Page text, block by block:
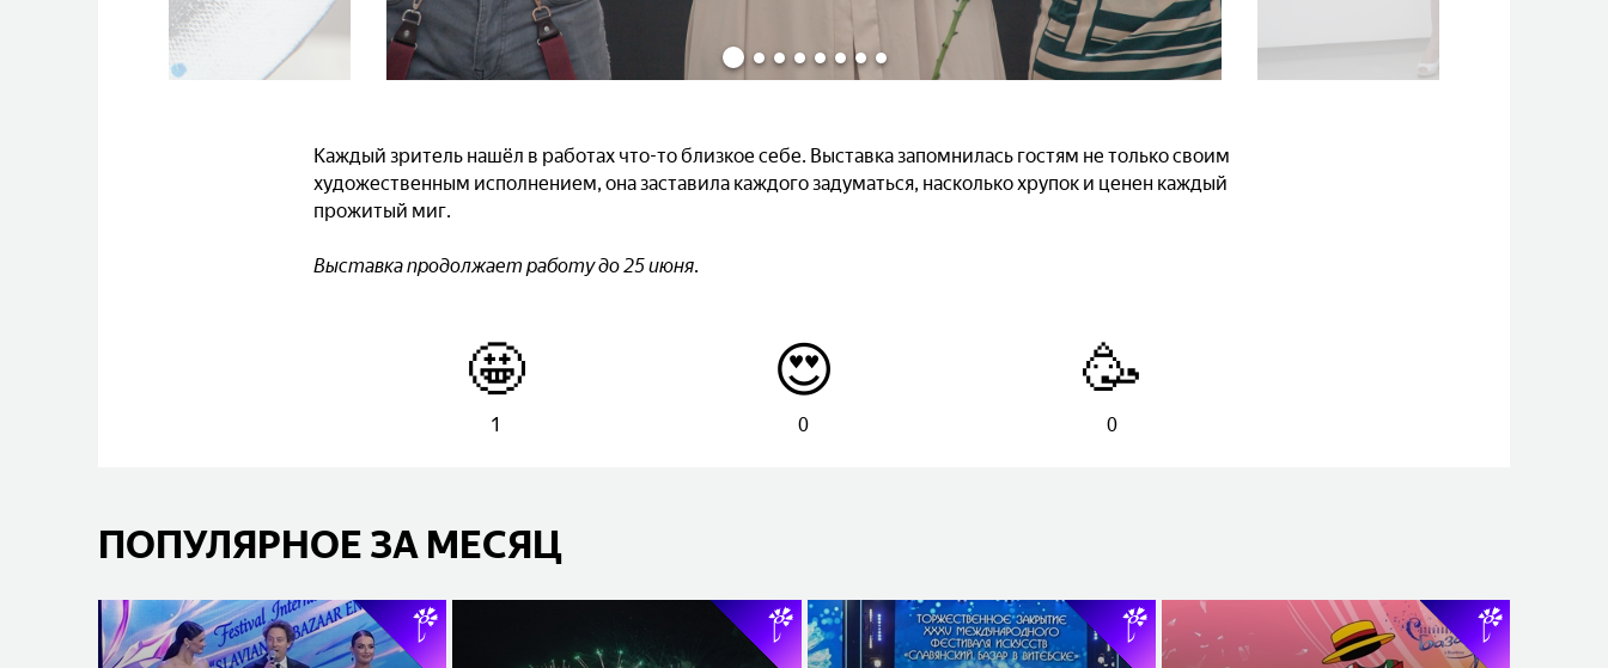
Каждый зритель нашёл в работах что-то близкое себе. Выставка запомнилась гостям не только своим
художественным исполнением, она заставила каждого задуматься, насколько хрупок и ценен каждый
прожитый миг.
Выставка продолжает работу до 25 июня.
🤩
1
😍
0
🥳
0
ПОПУЛЯРНОЕ ЗА МЕСЯЦ